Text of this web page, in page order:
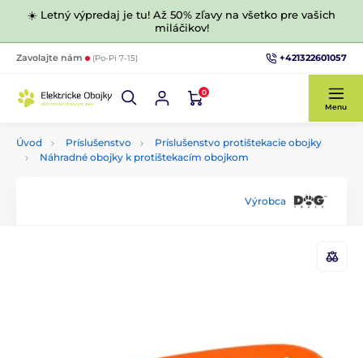
☀️ Letný výpredaj je tu! Až 50% zľavy na všetko pre vašich
miláčikov!
Zavolajte nám (Po-Pi 7-15) +421322601057
0
Menu
Úvod Príslušenstvo
Príslušenstvo protištekacie obojky
Náhradné obojky k protištekacím obojkom
Výrobca